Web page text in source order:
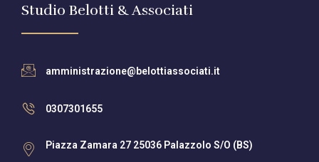
Studio Belotti & Associati
amministrazione@belottiassociati.it
0307301655
Piazza Zamara 27 25036 Palazzolo S/O (BS)